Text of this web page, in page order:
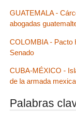
GUATEMALA -
abogadas
COLOMBIA - Pacto
Senado
CUBA-MÉXICO -
de la armada
Palabras